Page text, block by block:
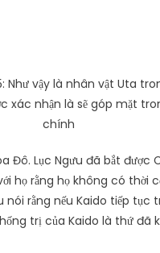
Như vậy là nhân vật Uta
xác nhận là sẽ góp mặt
chính
Đô. Lục Ngưu đã bắt được
họ rằng họ không có thời
nói rằng nếu Kaido tiếp tục
trị của Kaido là thứ đã